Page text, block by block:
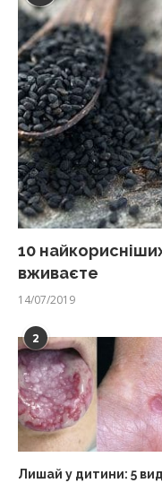
10
вживаєте
14/07/2019
2
Лишай у дитини: 5